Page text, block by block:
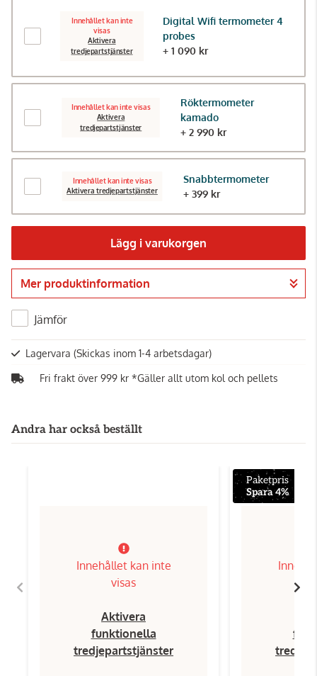
Innehållet kan inte
visas
Aktivera
tredjepartstjänster
Digital Wifi termometer 4
probes
+ 1 090 kr
Innehållet kan inte visas
Aktivera
tredjepartstjänster
Röktermometer
kamado
+ 2 990 kr
Innehållet kan inte visas
Aktivera tredjepartstjänster
Snabbtermometer
+ 399 kr
Lägg i varukorgen
Gå till kassan
Mer produktinformation
Jämför
Lagervara (Skickas inom 1-4 arbetsdagar)
Fri frakt över 999 kr *Gäller allt utom kol och pellets
Andra har också beställt
Innehållet kan inte
visas
Aktivera
funktionella
tredjepartstjänster
Paketpris
Spara 4%